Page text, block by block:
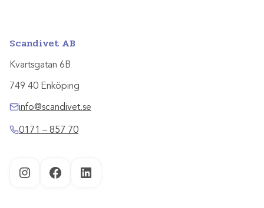
Scandivet AB
Kvartsgatan 6B
749 40 Enköping
info@scandivet.se
0171 – 857 70
InstagramFacebookLinkedIn